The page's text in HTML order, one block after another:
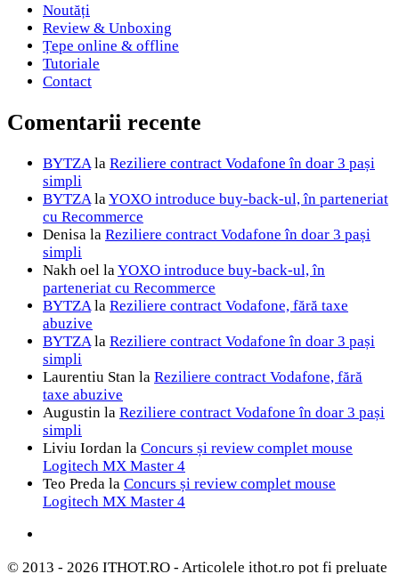
Noutăți
Review & Unboxing
Țepe online & offline
Tutoriale
Contact
Comentarii recente
BYTZAla Reziliere contract Vodafone în doar 3 pași
simpli
BYTZAlaYOXO introduce buy-back-ul, în parteneriat
cu Recommerce
Denisa la Reziliere contract Vodafone în doar 3 pași
simpli
Nakh oel laYOXO introduce buy-back-ul, în
parteneriat cu Recommerce
BYTZAla Reziliere contract Vodafone, fără taxe
abuzive
BYTZAla Reziliere contract Vodafone în doar 3 pași
simpli
Laurentiu Stan la Reziliere contract Vodafone, fără
taxe abuzive
Augustin la Reziliere contract Vodafone în doar 3 pași
simpli
Liviu Iordan la Concurs și review complet mouse
Logitech MX Master 4
Teo Preda la Concurs și review complet mouse
Logitech MX Master 4
© 2013 - 2026 ITHOT.RO - Articolele ithot.ro pot fi preluate